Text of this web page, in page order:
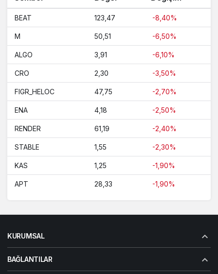
BEAT 123,47 -8,40%
M 50,51 -6,50%
ALGO 3,91 -6,10%
CRO 2,30 -3,50%
FIGR_HELOC 47,75 -2,70%
ENA 4,18 -2,50%
RENDER 61,19 -2,40%
STABLE 1,55 -2,30%
KAS 1,25 -1,90%
APT 28,33 -1,90%
KURUMSAL
BAĞLANTILAR